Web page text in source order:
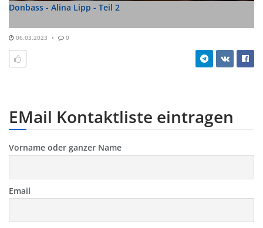
Donbass - Alina Lipp - Teil 2
06.03.2023 0
EMail Kontaktliste eintragen
Vorname oder ganzer Name
Email